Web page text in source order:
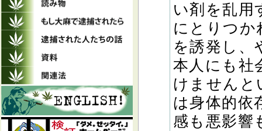
い剤を乱用
にとりつか
を誘発し、
本人にも社
けませんと
は身体的依
感も悪影響